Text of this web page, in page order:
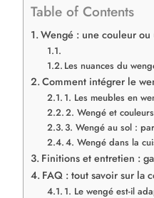
Table of Contents
Wengé : une couleur ou
Les nuances du
Comment intégrer le
1. Les meubles en
2. Wengé et
3. Wengé au sol :
4. Wengé dans la
Finitions et entretien :
FAQ : tout savoir sur la
1. Le wengé est-il